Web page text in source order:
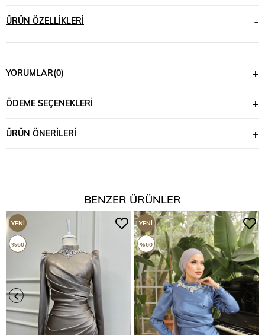
ÜRÜN ÖZELLIKLERI
YORUMLAR(0)
ÖDEME SEÇENEKLERI
ÜRÜN ÖNERILERI
BENZER ÜRÜNLER
YENI
ÜRÜN
%60
YENI
ÜRÜN
%60